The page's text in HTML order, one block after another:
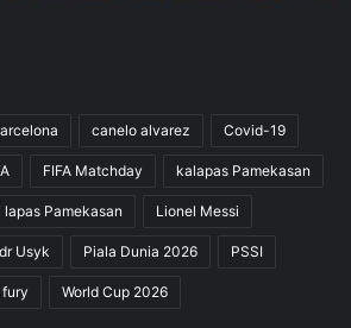
canelo alvarez Covid-19
FIFA Matchday kalapas Pamekasan
lapas Pamekasan Lionel Messi
Usyk Piala Dunia 2026 PSSI
World Cup 2026